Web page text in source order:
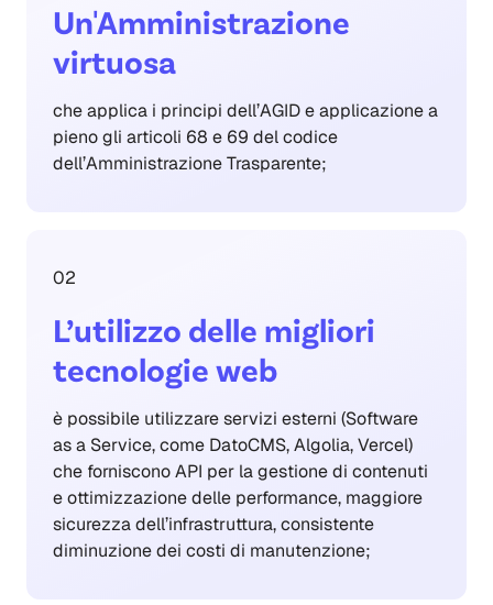
Un'Amministrazione
virtuosa
che applica i principi dell’AGID e applicazione a
pieno gli articoli 68 e 69 del codice
dell’Amministrazione Trasparente;
02
L’utilizzo delle migliori
tecnologie web
è possibile utilizzare servizi esterni (Software
as a Service, come DatoCMS, Algolia, Vercel)
che forniscono API per la gestione di contenuti
e ottimizzazione delle performance, maggiore
sicurezza dell’infrastruttura, consistente
diminuzione dei costi di manutenzione;